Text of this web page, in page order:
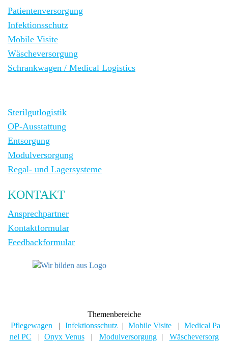
Patientenversorgung
Infektionsschutz
Mobile Visite
Wäscheversorgung
Schrankwagen / Medical Logistics
Sterilgutlogistik
OP-Ausstattung
Entsorgung
Modulversorgung
Regal- und Lagersysteme
KONTAKT
Ansprechpartner
Kontaktformular
Feedbackformular
Themenbereiche
Pflegewagen
Infektionsschutz Mobile Visite
Medical Pa
nel PC
Onyx Venus Modulversorgung Wäscheversorg